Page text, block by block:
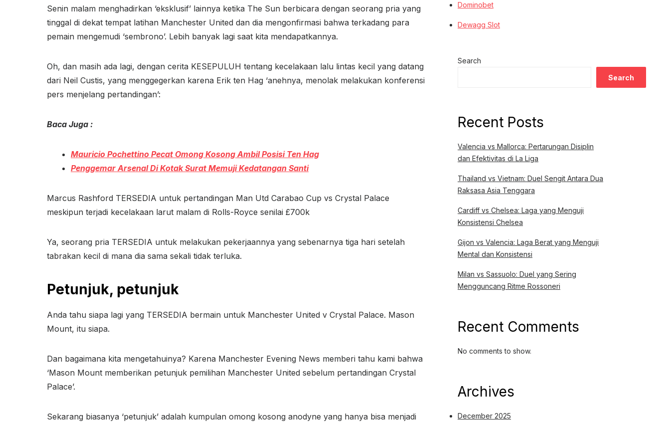
Senin malam menghadirkan ‘eksklusif’ lainnya ketika The Sun berbicara dengan seorang pria yang
tinggal di dekat tempat latihan Manchester United dan dia mengonfirmasi bahwa terkadang para
pemain mengemudi ‘sembrono’. Lebih banyak lagi saat kita mendapatkannya.
Oh, dan masih ada lagi, dengan cerita KESEPULUH tentang kecelakaan lalu lintas kecil yang datang
dari Neil Custis, yang menggegerkan karena Erik ten Hag ‘anehnya, menolak melakukan konferensi
pers menjelang pertandingan’:
Baca Juga :
Mauricio Pochettino Pecat Omong Kosong Ambil Posisi Ten Hag
Penggemar Arsenal Di Kotak Surat Memuji Kedatangan Santi
Marcus Rashford TERSEDIA untuk pertandingan Man Utd Carabao Cup vs Crystal Palace
meskipun terjadi kecelakaan larut malam di Rolls-Royce senilai £700k
Ya, seorang pria TERSEDIA untuk melakukan pekerjaannya yang sebenarnya tiga hari setelah
tabrakan kecil di mana dia sama sekali tidak terluka.
Petunjuk, petunjuk
Anda tahu siapa lagi yang TERSEDIA bermain untuk Manchester United v Crystal Palace. Mason
Mount, itu siapa.
Dan bagaimana kita mengetahuinya? Karena Manchester Evening News memberi tahu kami bahwa
‘Mason Mount memberikan petunjuk pemilihan Manchester United sebelum pertandingan Crystal
Palace’.
Sekarang biasanya ‘petunjuk’ adalah kumpulan omong kosong anodyne yang hanya bisa menjadi
Dominobet
Dewagg Slot
Search
Search
Recent Posts
Valencia vs Mallorca: Pertarungan Disiplin
dan Efektivitas di La Liga
Thailand vs Vietnam: Duel Sengit Antara Dua
Raksasa Asia Tenggara
Cardiff vs Chelsea: Laga yang Menguji
Konsistensi Chelsea
Gijon vs Valencia: Laga Berat yang Menguji
Mental dan Konsistensi
Milan vs Sassuolo: Duel yang Sering
Mengguncang Ritme Rossoneri
Recent Comments
No comments to show.
Archives
December 2025